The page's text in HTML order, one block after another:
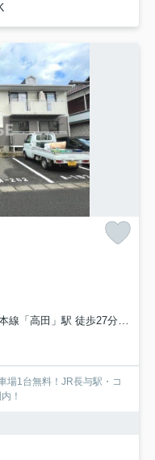
線「高田」駅 徒歩27分
場1台無料！JR長与駅・コ
！